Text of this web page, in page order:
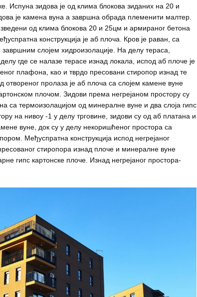
Испуна зидова је од клима блокова зиданих на 20 и
је камена вуна а завршна обрада племенити малтер.
од клима блокова 20 и 25цм и армираног бетона
конструкција је аб плоча. Кров је раван, са
слојем хидроизолације. На делу тераса,
где се налазе терасе изнад локала, испод аб плоче је
плафона, као и тврдо пресовани стиропор изнад те
отвореног пролаза је аб плоча са слојем камене вуне
плочом. Зидови према негрејаном простору су
са термоизолацијом од минералне вуне и два слоја гипс
на нивоу -1 у делу трговине, зидови су од аб платана и
вуне, док су у делу некоришћеног простора са
Међуспратна конструкција испод негрејаног
стиропора изнад плоче и минералне вуне
гипс картонске плоче. Изнад негрејаног простора-